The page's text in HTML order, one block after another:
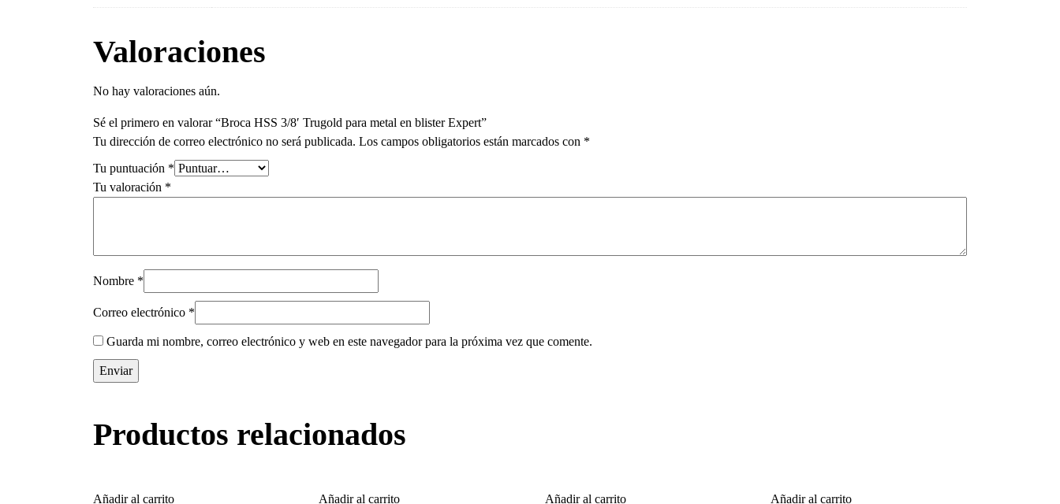
Valoraciones
No hay valoraciones aún.
Sé el primero en valorar “Broca HSS 3/8′ Trugold para metal en blister Expert”
Tu dirección de correo electrónico no será publicada. Los campos obligatorios están marcados con *
Tu puntuación *
Tu valoración *
Nombre *
Correo electrónico *
Guarda mi nombre, correo electrónico y web en este navegador para la próxima vez que comente.
Productos relacionados
Añadir al carrito Añadir al carrito Añadir al carrito Añadir al carrito